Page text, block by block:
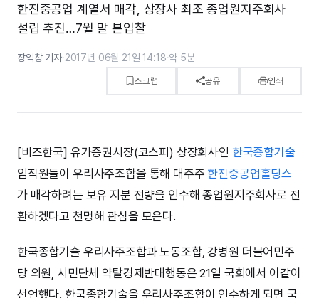
한진중공업 계열서 매각, 상장사 최조 종업원지주회사
설립 추진…7월 말 본입찰
장익창 기자·2017년 06월 21일 14:18·약 5분
스크랩 공유 인쇄
[비즈한국] 유가증권시장(코스피) 상장회사인 한국종합기술
임직원들이 우리사주조합을 통해 대주주 한진중공업홀딩스
가 매각하려는 보유 지분 전량을 인수해 종업원지주회사로 전
환하겠다고 천명해 관심을 모은다.
한국종합기술 우리사주조합과 노동조합, 강병원 더불어민주
당 의원, 시민단체 약탈경제반대행동은 21일 국회에서 이같이
선언했다. 한국종합기술을 우리사주조합이 인수하게 되면 국